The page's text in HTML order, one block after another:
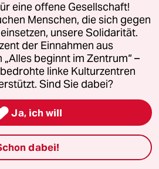
als Triebabfuhr
mit 63
Populismus
eine offene Gesellschaft!
Menschen, die sich gegen
unsere Solidarität.
der Einnahmen aus
beginnt im Zentrum“ –
linke Kulturzentren
Sind Sie dabei?
Ja, ich will
dabei!